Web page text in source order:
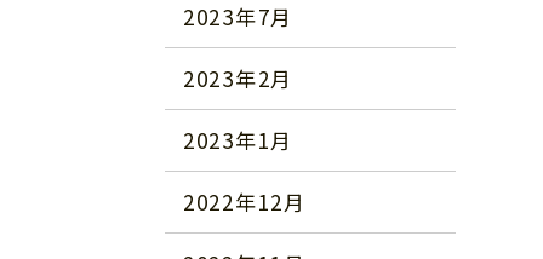
2023年7月
2023年2月
2023年1月
2022年12月